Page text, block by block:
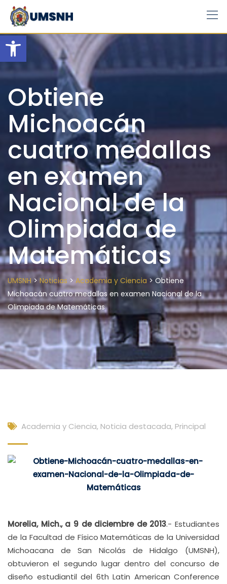
Open toolbar
Skip
content
Obtiene
Michoacán
cuatro medallas
en examen
Nacional de la
Olimpiada de
Matemáticas
UMSNH> Noticias > Academia y Ciencia >Obtiene
Michoacán cuatro medallas en examen Nacional de la
Olimpiada de Matemáticas
Academia y Ciencia, Noticia destacada, Principal
Morelia, Mich., a 9 de diciembre de 2013.- Estudiantes
de la Facultad de Físico Matemáticas de la Universidad
Michoacana de San Nicolás de Hidalgo (UMSNH),
obtuvieron el segundo lugar dentro del concurso de
diseño estudiantil del 6th Latin American Conference